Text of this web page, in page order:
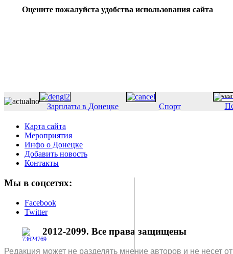
Оцените пожалуйста удобства использования сайта
Зарплаты в Донецке Спорт
Карта сайта
Мероприятия
Инфо о Донецке
Добавить новость
Контакты
Мы в соцсетях:
Facebook
Twitter
2012-2099. Все права защищены
Редакция может не разделять мнение авторов и не несет